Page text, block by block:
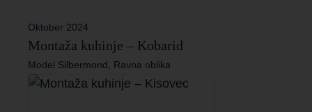
Oktober 2024
Montaža kuhinje – Kobarid
Model Silbermond, Ravna oblika